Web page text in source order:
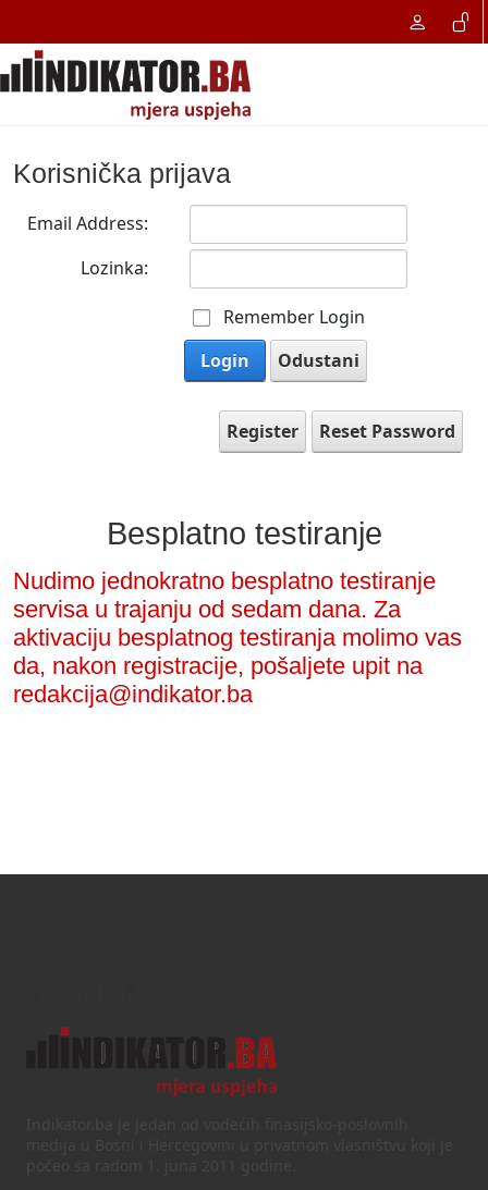
Korisnička prijava
Email Address:
Lozinka:
Remember Login
Login
Odustani
Register Reset Password
Besplatno testiranje
Nudimo jednokratno besplatno testiranje
servisa u trajanju od sedam dana. Za
aktivaciju besplatnog testiranja molimo vas
da, nakon registracije, pošaljete upit na
redakcija@indikator.ba